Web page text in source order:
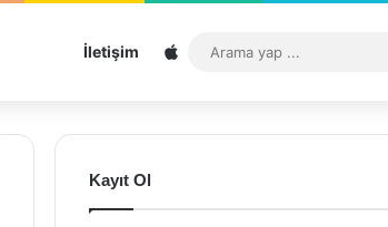
İletişim Sitemap
Kayıt Ol